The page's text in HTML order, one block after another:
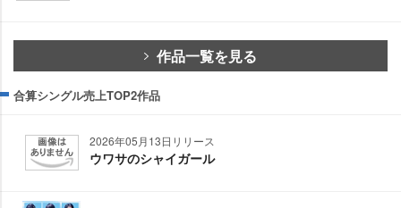
作品一覧を見る
合算シングル売上TOP2作品
2026年05月13日リリース
ウワサのシャイガール